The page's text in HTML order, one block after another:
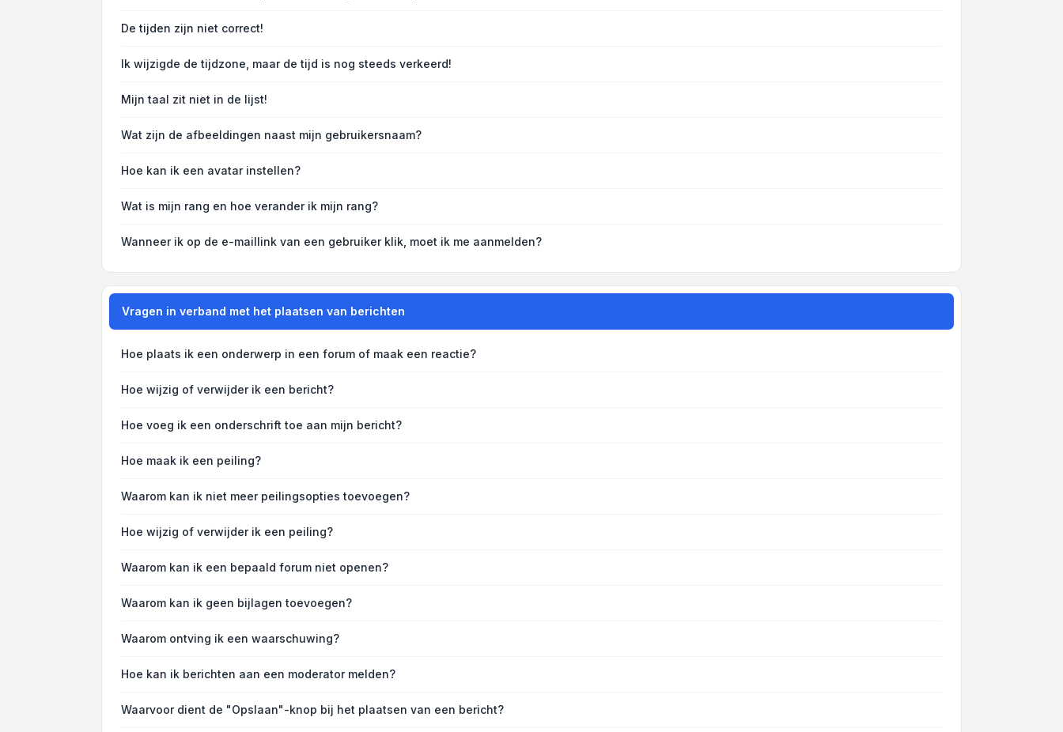
De tijden zijn niet correct!
Ik wijzigde de tijdzone, maar de tijd is nog steeds verkeerd!
Mijn taal zit niet in de lijst!
Wat zijn de afbeeldingen naast mijn gebruikersnaam?
Hoe kan ik een avatar instellen?
Wat is mijn rang en hoe verander ik mijn rang?
Wanneer ik op de e-maillink van een gebruiker klik, moet ik me aanmelden?
Vragen in verband met het plaatsen van berichten
Hoe plaats ik een onderwerp in een forum of maak een reactie?
Hoe wijzig of verwijder ik een bericht?
Hoe voeg ik een onderschrift toe aan mijn bericht?
Hoe maak ik een peiling?
Waarom kan ik niet meer peilingsopties toevoegen?
Hoe wijzig of verwijder ik een peiling?
Waarom kan ik een bepaald forum niet openen?
Waarom kan ik geen bijlagen toevoegen?
Waarom ontving ik een waarschuwing?
Hoe kan ik berichten aan een moderator melden?
Waarvoor dient de "Opslaan"-knop bij het plaatsen van een bericht?